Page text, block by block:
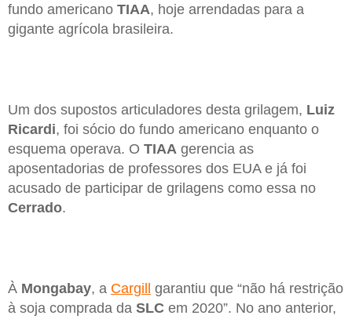
fundo americano TIAA, hoje arrendadas para a
gigante agrícola brasileira.
Um dos supostos articuladores desta grilagem, Luiz
Ricardi, foi sócio do fundo americano enquanto o
esquema operava. O TIAA gerencia as
aposentadorias de professores dos EUA e já foi
acusado de participar de grilagens como essa no
Cerrado.
À Mongabay, a Cargill
garantiu que “não há restrição
à soja comprada da SLC em 2020”. No ano anterior,